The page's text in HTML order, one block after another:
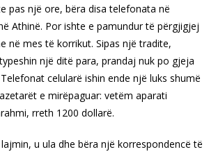
pas një ore, bëra disa telefonata në
Athinë. Por ishte e pamundur të përgjigjej
në mes të korrikut. Sipas një tradite,
një ditë para, prandaj nuk po gjeja
celularë ishin ende një luks shumë
e mirëpaguar: vetëm aparati
rreth 1200 dollarë.
u ula dhe bëra një korrespondencë të